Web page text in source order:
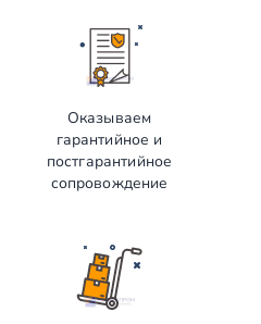
Оказываем
гарантийное и
постгарантийное
сопровождение